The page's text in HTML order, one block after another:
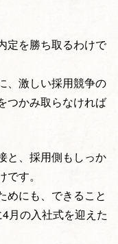
定を勝ち取るわけで
、激しい採用競争の
つかみ取らなければ
と、採用側もしっか
す。
めにも、できること
月の入社式を迎えた